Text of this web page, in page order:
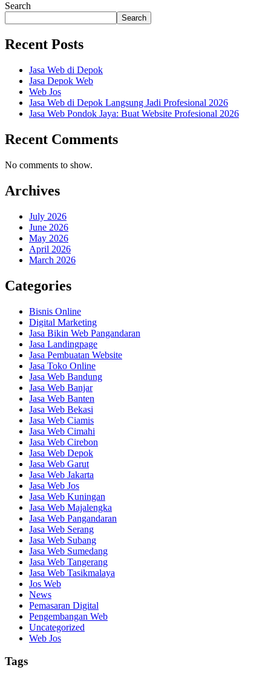
Search
Search
Recent Posts
Jasa Web di Depok
Jasa Depok Web
Web Jos
Jasa Web di Depok Langsung Jadi Profesional 2026
Jasa Web Pondok Jaya: Buat Website Profesional 2026
Recent Comments
No comments to show.
Archives
July 2026
June 2026
May 2026
April 2026
March 2026
Categories
Bisnis Online
Digital Marketing
Jasa Bikin Web Pangandaran
Jasa Landingpage
Jasa Pembuatan Website
Jasa Toko Online
Jasa Web Bandung
Jasa Web Banjar
Jasa Web Banten
Jasa Web Bekasi
Jasa Web Ciamis
Jasa Web Cimahi
Jasa Web Cirebon
Jasa Web Depok
Jasa Web Garut
Jasa Web Jakarta
Jasa Web Jos
Jasa Web Kuningan
Jasa Web Majalengka
Jasa Web Pangandaran
Jasa Web Serang
Jasa Web Subang
Jasa Web Sumedang
Jasa Web Tangerang
Jasa Web Tasikmalaya
Jos Web
News
Pemasaran Digital
Pengembangan Web
Uncategorized
Web Jos
Tags